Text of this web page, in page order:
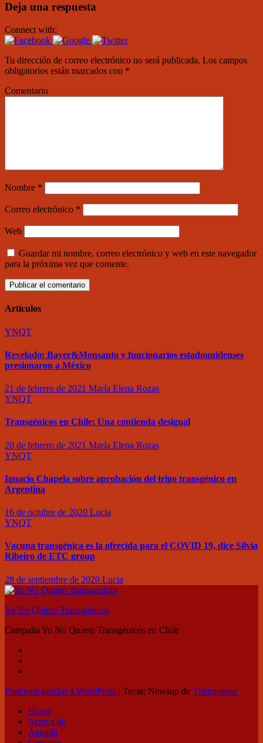
Deja una respuesta
Connect with:
Tu dirección de correo electrónico no será publicada. Los campos
obligatorios están marcados con *
Comentario
Nombre *
Correo electrónico *
Web
Guardar mi nombre, correo electrónico y web en este navegador
para la próxima vez que comente.
Artículos
YNQT
Revelado: Bayer&Monsanto y funcionarios estadounidenses
presionaron a México
21 de febrero de 2021 María Elena Rozas
YNQT
Transgénicos en Chile: Una contienda desigual
20 de febrero de 2021 María Elena Rozas
YNQT
Ignacio Chapela sobre aprobación del trigo transgénico en
Argentina
16 de octubre de 2020 Lucia
YNQT
Vacuna transgénica es la ofrecida para el COVID 19, dice Silvia
Ribeiro de ETC group
28 de septiembre de 2020 Lucia
Yo No Quiero Transgénicos
Campaña Yo No Quiero Transgénicos en Chile
Funciona gracias a WordPress | Tema: Newsup de Themeansar
Home
Acerca de
Agenda